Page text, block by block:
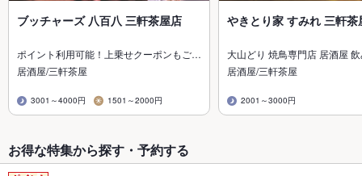
ブッチャーズ 八百八 三軒茶屋店
ポイント利用可能！上乗せクーポンもご…
居酒屋/三軒茶屋
3001～4000円 1501～2000円
やきとり家 すみれ 三軒茶
大山どり 焼鳥専門店 居酒屋
居酒屋/三軒茶屋
2001～3000円
お得な特集から探す・予約する